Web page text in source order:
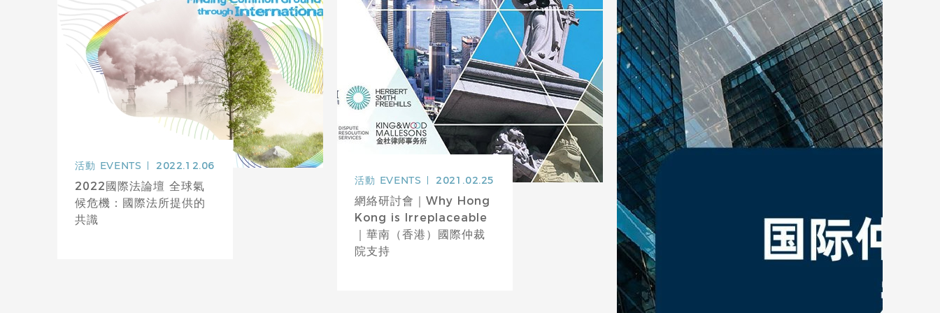
活動 EVENTS 2022.12.06
2022國際法論壇 全球氣
候危機：國際法所提供的
共識
活動 EVENTS 2021.02.25
網絡研討會｜Why Hong
Kong is Irreplaceable
｜華南（香港）國際仲裁
院支持